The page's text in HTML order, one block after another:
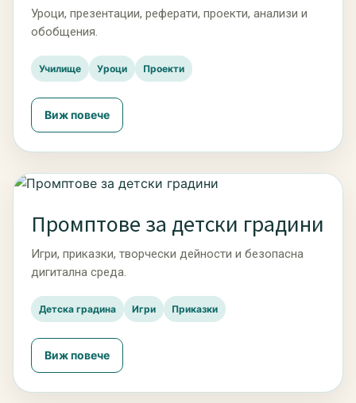
Уроци, презентации, реферати, проекти, анализи и
обобщения.
Училище Уроци Проекти
Виж повече
Промптове за детски градини
Игри, приказки, творчески дейности и безопасна
дигитална среда.
Детска градина Игри Приказки
Виж повече